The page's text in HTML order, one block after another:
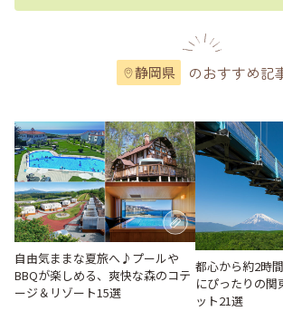
静岡県 のおすすめ記
自由気ままな夏旅へ♪プールや
BBQが楽しめる、爽快な森のコテ
ージ＆リゾート15選
都心から約2時
にぴったりの関
ット21選